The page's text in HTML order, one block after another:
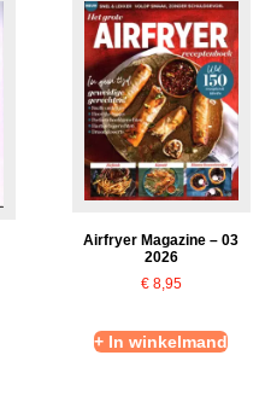
Airfryer Magazine – 03
2026
€8,95
+ In winkelmand